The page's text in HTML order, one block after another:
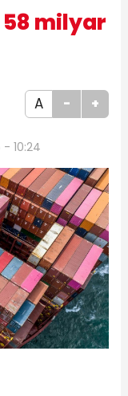
milyar
A - +
- 10:24